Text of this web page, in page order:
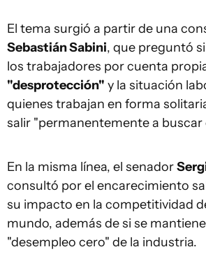
El tema surgió a partir de una
Sebastián Sabini, que preguntó
los trabajadores por cuenta
"desprotección" y la situación
quienes trabajan en forma
salir "permanentemente a
En la misma línea, el senador
consultó por el encarecimiento
su impacto en la competitividad
mundo, además de si se
"desempleo cero" de la industria.